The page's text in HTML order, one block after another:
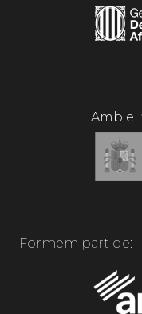
Amb el
Formem part de: